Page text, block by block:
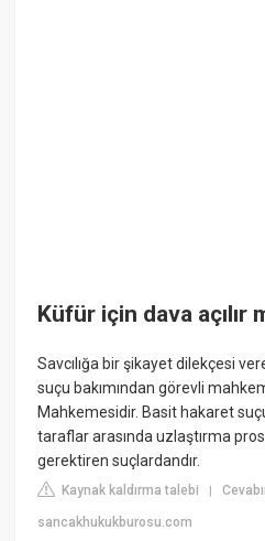
Küfür için dava açılır
Savcılığa bir şikayet dilekçesi
suçu bakımından görevli
Mahkemesidir. Basit hakaret
taraflar arasında uzlaştırma
gerektiren suçlardandır.
Kaynak kaldırma talebi |
sancakhukukburosu.com